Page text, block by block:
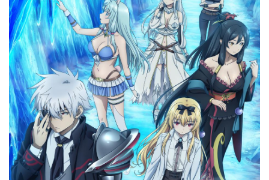
Сериалы
Новости
Подборки
Рецензии
О нас
Авторы